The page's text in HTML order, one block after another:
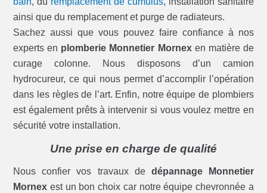
ainsi que du remplacement et purge de radiateurs.
Sachez aussi que vous pouvez faire confiance à nos
experts en plomberie Monnetier Mornexen matière de
curage colonne. Nous disposons d’un camion
hydrocureur, ce qui nous permet d’accomplir l’opération
dans les règles de l’art. Enfin, notre équipe de plombiers
est également prêts à intervenir si vous voulez mettre en
sécurité votre installation.
Une prise en charge de qualité
Nous confier vos travaux de dépannage Monnetier
Mornex est un bon choix car notre équipe chevronnée a